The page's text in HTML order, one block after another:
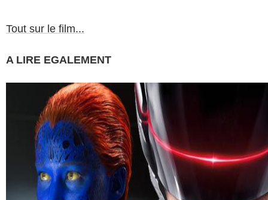
Tout sur le film...
A LIRE EGALEMENT